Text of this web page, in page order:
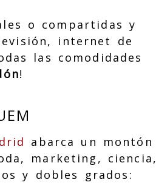
o compartidas y
internet de
las comodidades
!
abarca un montón
marketing, ciencia,
y dobles grados: